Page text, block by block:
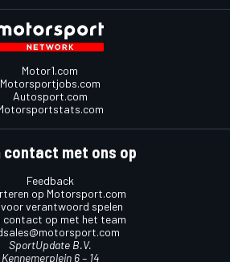
Motor1.com
Motorsportjobs.com
Autosport.com
contact met ons op
Feedback
op Motorsport.com
verantwoord spelen
contact op met het team
SportUpdate B.V.
Kennemerplein 6 – 14